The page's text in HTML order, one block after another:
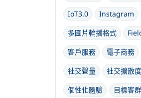
IoT3.0
Instagram
多圖片輪播格式
客戶服務
電子商務
社交聲量
社交擴散度
個性化體驗
目標客群